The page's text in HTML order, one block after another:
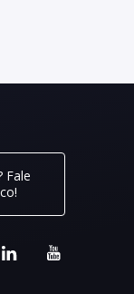
Fale